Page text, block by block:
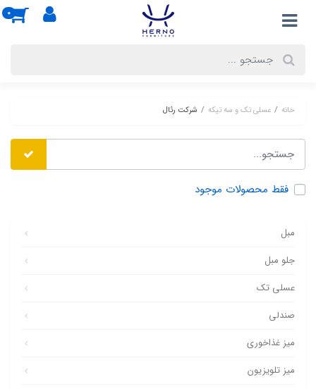
0
خانه عسلی تک و سه تیکه شرکت رئال
فقط محصولات موجود
مبل
جلو مبل
عسلی تک
صندلی
میز غذاخوری
میز تلویزیون